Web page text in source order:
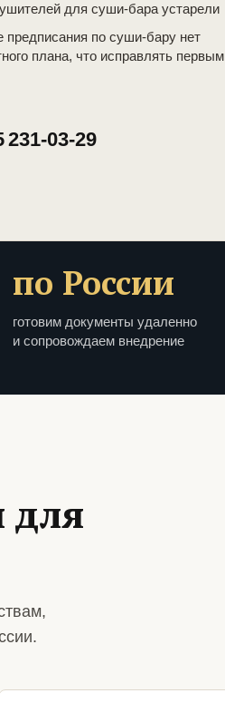
для суши-бара устарели
предписания по суши-бару нет
плана, что исправлять первым
231-03-29
по России
готовим документы удаленно
и сопровождаем внедрение
для